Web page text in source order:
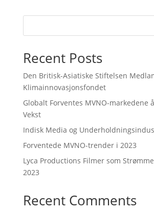
Recent Posts
Den Britisk-Asiatiske Stiftelsen
Klimainnovasjonsfondet
Globalt Forventes MVNO-markedene
Vekst
Indisk Media og
Forventede MVNO-trender i 2023
Lyca Productions Filmer som
2023
Recent Comments